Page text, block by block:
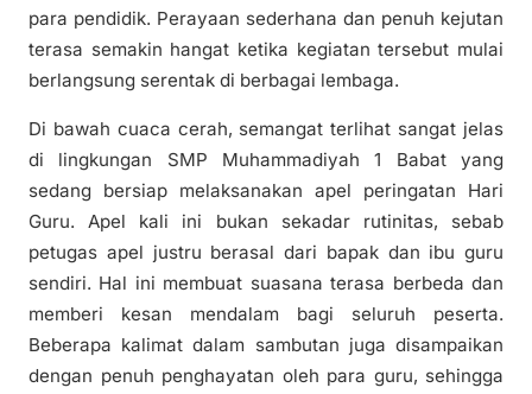
para pendidik. Perayaan sederhana dan penuh kejutan
terasa semakin hangat ketika kegiatan tersebut mulai
berlangsung serentak di berbagai lembaga.
Di bawah cuaca cerah, semangat terlihat sangat jelas
di lingkungan SMP Muhammadiyah 1 Babat yang
sedang bersiap melaksanakan apel peringatan Hari
Guru. Apel kali ini bukan sekadar rutinitas, sebab
petugas apel justru berasal dari bapak dan ibu guru
sendiri. Hal ini membuat suasana terasa berbeda dan
memberi kesan mendalam bagi seluruh peserta.
Beberapa kalimat dalam sambutan juga disampaikan
dengan penuh penghayatan oleh para guru, sehingga